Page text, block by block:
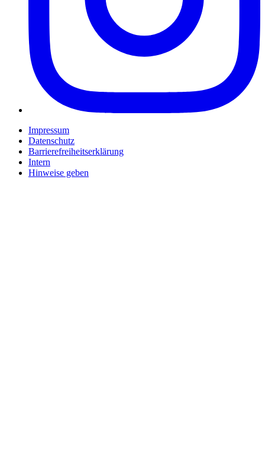
Impressum
Datenschutz
Barrierefreiheitserklärung
Intern
Hinweise geben